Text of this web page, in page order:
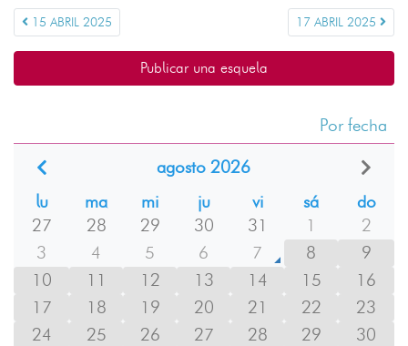
15 ABRIL 2025 17 ABRIL 2025
Publicar una esquela
Por fecha
agosto 2026
lu
ma mi ju vi sá
do
27
28 29 30 31 1
2
3
4 5 6 7 8
9
10
11 12 13 14 15
16
17
18 19 20 21 22
23
24
25 26 27 28 29
30